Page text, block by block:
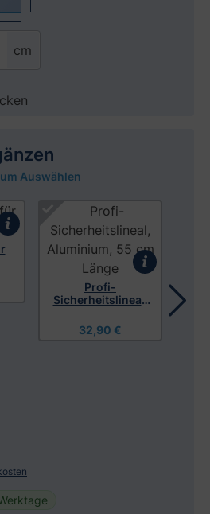
cm
Auswählen
Profi-
Sicherheitslineal,
Länge
32,90 €